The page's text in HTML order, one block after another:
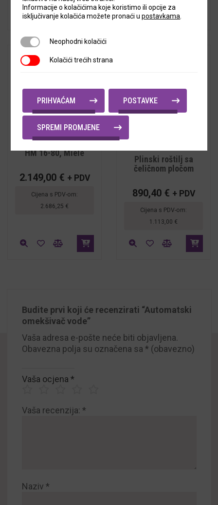
5out of
Valjak za peglanje
HM 16-80, Miele
2.149,00 € + PDV
Cijena s PDV-om:
2.686,25 €
5
out of
5
Plinski roštilj sa
čeličnom pločom
890,40 € + PDV
Cijena s PDV-om:
1.113,00 €
Budite prvi koji će recenzirati “Automatski
omekšivač vode”
Vaša adresa e-pošte neće biti objavljena.
Obavezna polja su označena sa * (obavezno)
Vaša ocjena *
Vaša recenzija: *
Naziv *
Informacije o kolačićima koje koristimo ili opcije za
isključivanje kolačića možete pronaći upostavkama
Neophodni kolačići
Neophodni kolačići
Kolačići trećih strana
Kolačići trećih strana
PRIHVAĆAM POSTAVKE
SPREMI PROMJENE